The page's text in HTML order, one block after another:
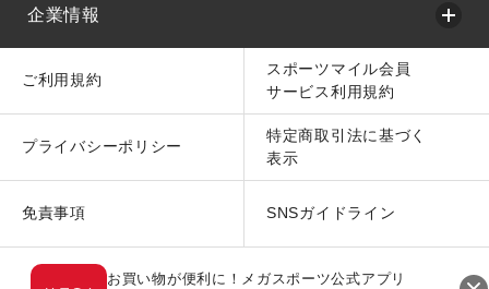
企業情報
ご利用規約
スポーツマイル会員
サービス利用規約
プライバシーポリシー
特定商取引法に基づく
表示
免責事項 SNSガイドライン
お買い物が便利に！メガスポーツ公式アプリ